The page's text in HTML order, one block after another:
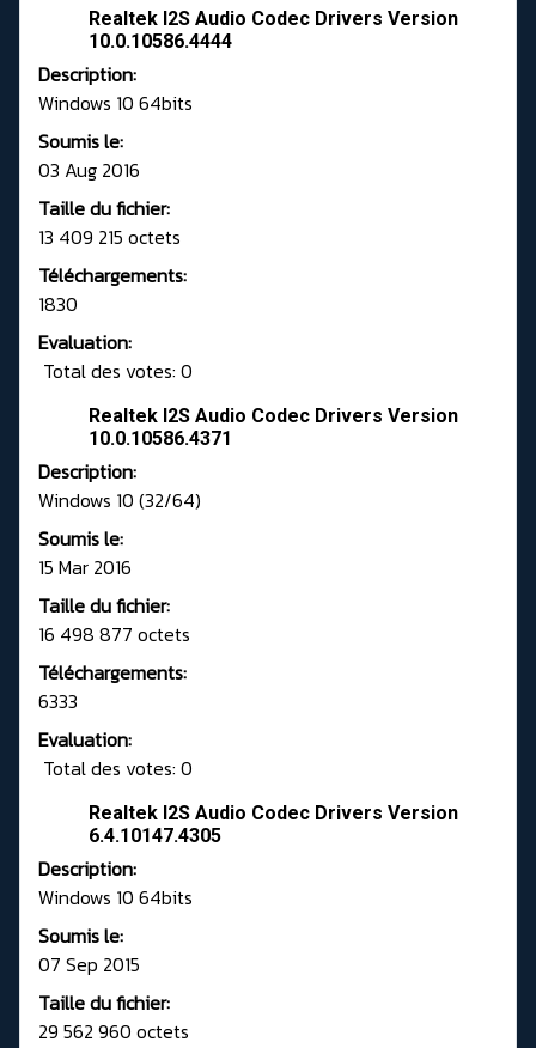
Realtek I2S Audio Codec Drivers Version
10.0.10586.4444
Description:
Windows 10 64bits
Soumis le:
03 Aug 2016
Taille du fichier:
13 409 215 octets
Téléchargements:
1830
Evaluation:
Total des votes: 0
Realtek I2S Audio Codec Drivers Version
10.0.10586.4371
Description:
Windows 10 (32/64)
Soumis le:
15 Mar 2016
Taille du fichier:
16 498 877 octets
Téléchargements:
6333
Evaluation:
Total des votes: 0
Realtek I2S Audio Codec Drivers Version
6.4.10147.4305
Description:
Windows 10 64bits
Soumis le:
07 Sep 2015
Taille du fichier:
29 562 960 octets